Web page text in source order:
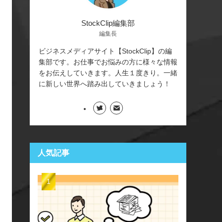
StockClip編集部
編集長
ビジネスメディアサイト【StockClip】の編
集部です。お仕事でお悩みの方に様々な情報
をお伝えしていきます。人生１度きり。一緒
に新しい世界へ踏み出していきましょう！
人気記事